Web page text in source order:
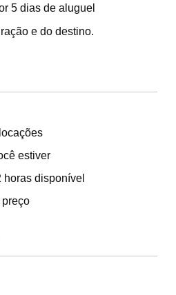
5 dias de aluguel
e do destino.
estiver
horas disponível
preço